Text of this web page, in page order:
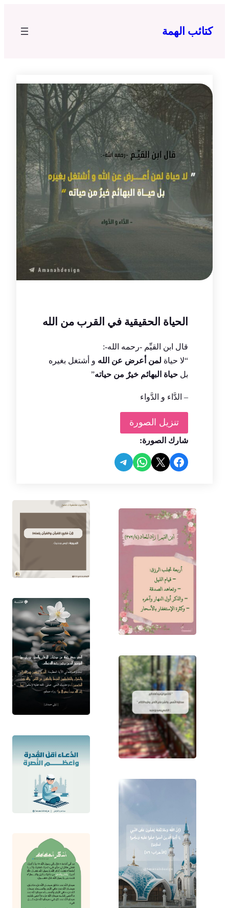
المحتوى
كتائب الهمة
الحياة الحقيقية في القرب من الله
‏قال ابن القيِّم -رحمه الله-:
“لا حياة لمن أعرض عن الله و أشتغل بغيره
بل حياة البهائم خيرٌ من حياته”
– الدَّاء و الدَّواء
تنزيل الصورة
شارك الصورة:
Share on Facebook
Share on X
Share on WhatsApp
Share on Telegram